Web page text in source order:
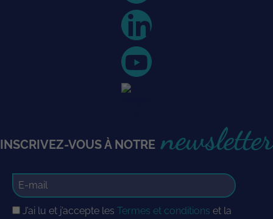
INSCRIVEZ-VOUS À NOTREnewsletter
J’ai lu et j’accepte les Termes et conditions et la